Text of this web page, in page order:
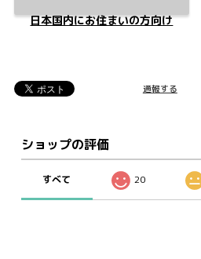
日本国内にお住まいの方向け
通報する
ショップの評価
すべて 20